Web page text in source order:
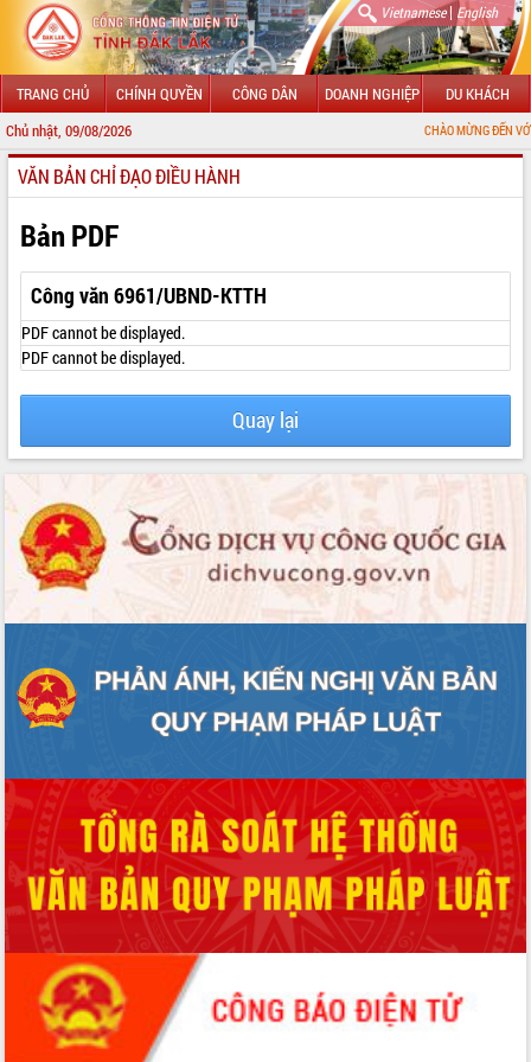
Vietnamese| English
TRANG CHỦ CHÍNH QUYỀN CÔNG DÂN DOANH NGHIỆP DU KHÁCH
Chủ nhật, 09/08/2026 CHÀO MỪNG ĐẾN VỚI CỔNG
GIỚI THIỆU
LÃNH ĐẠO UBND TỈNH
TIN TỨC SỰ KIỆN
SỞ, BAN, NGÀNH
UBND CÁC XÃ, PHƯỜNG
HỆ THỐNG VĂN BẢN
VĂN BẢN HĐND TỈNH
ĐIỂM TIN VĂN BẢN
QUY HOẠCH - KẾ HOẠCH
VĂN BẢN CHỈ ĐẠO ĐIỀU HÀNH
Bản PDF
Công văn 6961/UBND-KTTH
PDF cannot be displayed.
PDF cannot be displayed.
Quay lại